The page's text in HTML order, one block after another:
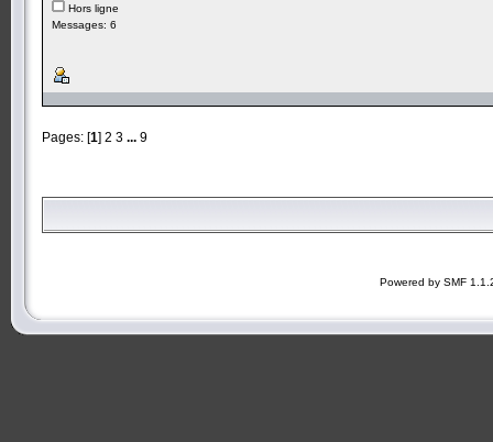
Hors ligne
Messages: 6
Pages: [1] 2 3 ... 9
Powered by SMF